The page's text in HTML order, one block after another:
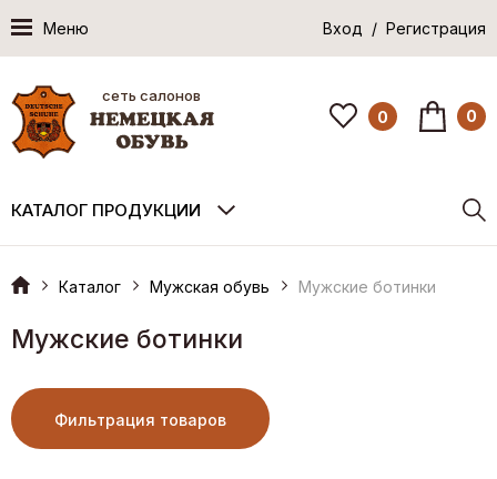
Меню Вход / Регистрация
сеть салонов
0 0
КАТАЛОГ ПРОДУКЦИИ
Каталог Мужская обувь Мужские ботинки
Мужские ботинки
Фильтрация товаров